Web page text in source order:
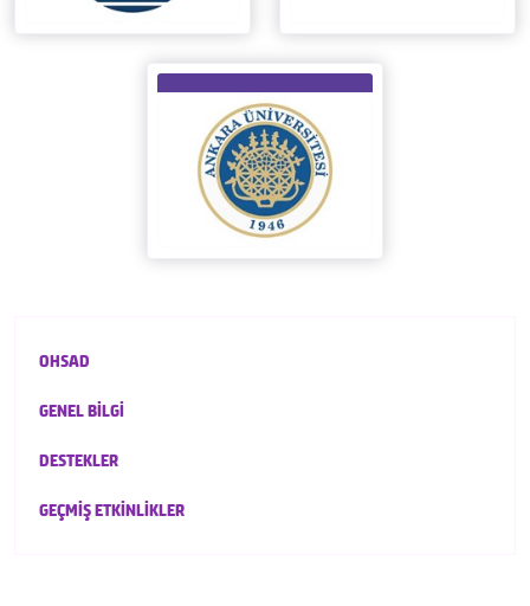
OHSAD
GENEL BİLGİ
DESTEKLER
GEÇMİŞ ETKİNLİKLER